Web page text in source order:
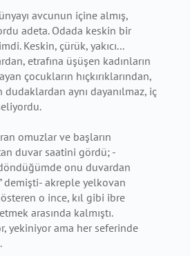
avcunun içine almış,
adeta. Odada keskin bir
Keskin, çürük, yakıcı...
etrafına üşüşen kadınların
çocukların hıçkırıklarından,
dudaklardan aynı dayanılmaz, iç
omuzlar ve başların
duvar saatini gördü; -
onu duvardan
demişti- akreple yelkovan
o ince, kıl gibi ibre
arasında kalmıştı.
yekiniyor ama her seferinde